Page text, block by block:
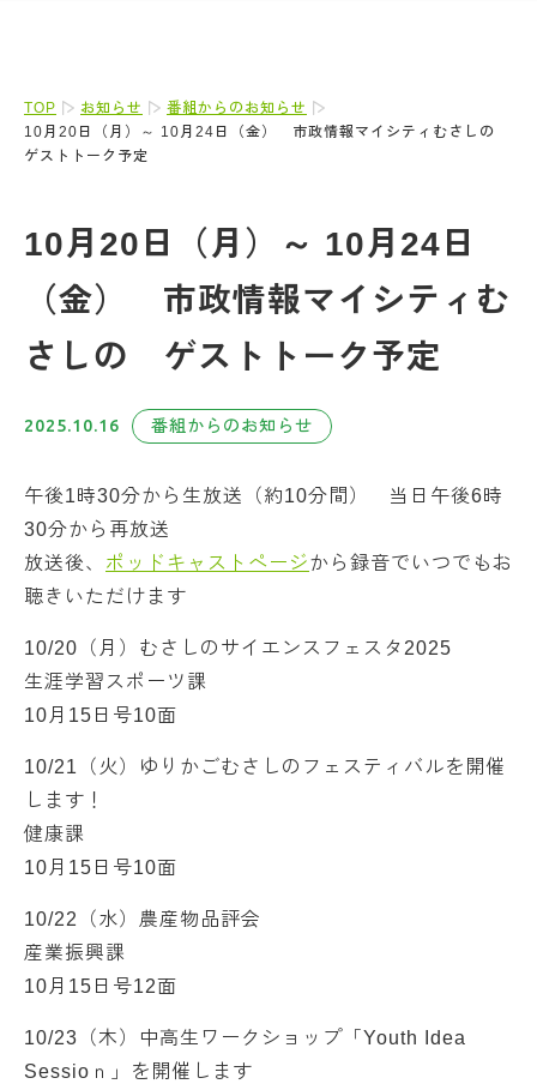
TOP お知らせ
番組からのお知らせ
10月20日（月）～ 10月24日（金） 市政情報マイシティむさしの
ゲストトーク予定
10月20日（月）～ 10月24日
（金） 市政情報マイシティむ
さしの ゲストトーク予定
2025.10.16 番組からのお知らせ
午後1時30分から生放送（約10分間） 当日午後6時
30分から再放送
放送後、 ポッドキャストページから録音でいつでもお
聴きいただけます
10/20（月）むさしのサイエンスフェスタ2025
生涯学習スポーツ課
10月15日号10面
10/21（火）ゆりかごむさしのフェスティバルを開催
します！
健康課
10月15日号10面
10/22（水）農産物品評会
産業振興課
10月15日号12面
10/23（木）中高生ワークショップ「Youth Idea
Sessioｎ」を開催します